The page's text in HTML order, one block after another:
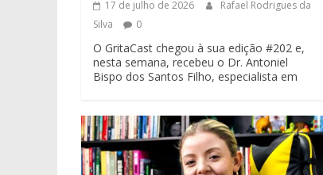
17 de julho de 2026
Rafael Rodrigues da
Silva
0
O GritaCast chegou à sua edição #202 e,
nesta semana, recebeu o Dr. Antoniel
Bispo dos Santos Filho, especialista em